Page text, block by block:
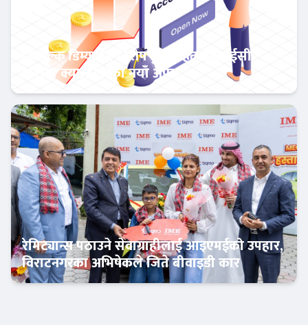
बैंक-वित्त
निःशुल्क डिम्याट र विशेष छुटसहित एनआईसी
एशिया क्यापिटलको नयाँ अफर
रेमिट्यान्स पठाउने सेवाग्राहीलाई आइएमईको उपहार,
विराटनगरका अभिषेकले जिते बीवाइडी कार